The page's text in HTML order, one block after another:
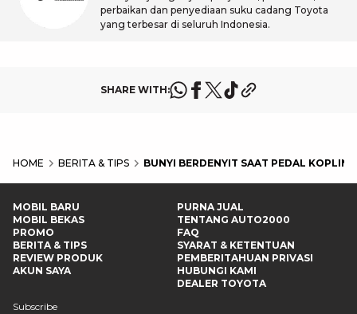
perbaikan dan penyediaan suku cadang Toyota
yang terbesar di seluruh Indonesia.
SHARE WITH:
HOME BERITA & TIPS BUNYI BERDENYIT SAAT PEDAL
MOBIL BARU
MOBIL BEKAS
PROMO
BERITA & TIPS
REVIEW PRODUK
AKUN SAYA
PURNA JUAL
TENTANG AUTO2000
FAQ
SYARAT & KETENTUAN
PEMBERITAHUAN PRIVASI
HUBUNGI KAMI
DEALER TOYOTA
Subscribe